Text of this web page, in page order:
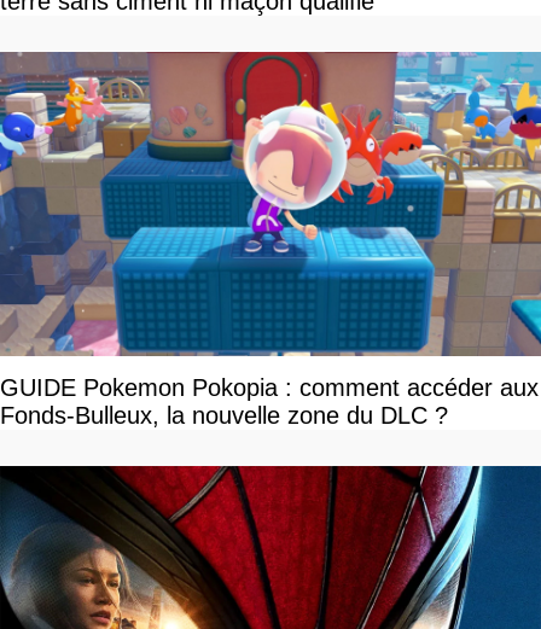
GUIDE Pokemon Pokopia : comment accéder aux
Fonds-Bulleux, la nouvelle zone du DLC ?